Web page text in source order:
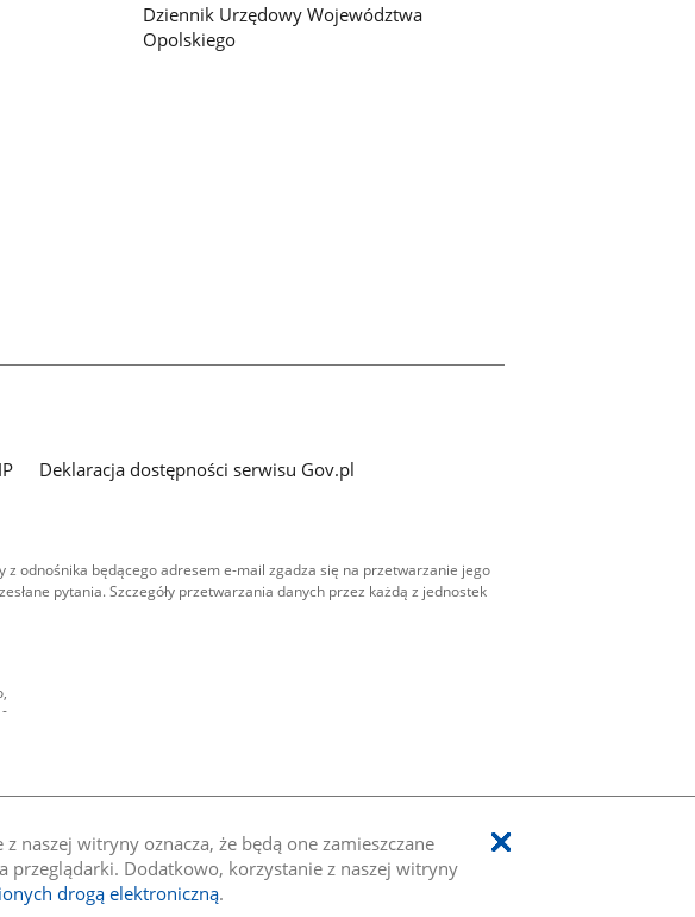
naszej witryny oznacza, że będą one zamieszczane
przeglądarki. Dodatkowo, korzystanie z naszej witryny
drogą elektroniczną.
Dziennik Urzędowy Województwa
Opolskiego
Deklaracja dostępności serwisu Gov.pl
odnośnika będącego adresem e-mail zgadza się na przetwarzanie jego
pytania. Szczegóły przetwarzania danych przez każdą z jednostek